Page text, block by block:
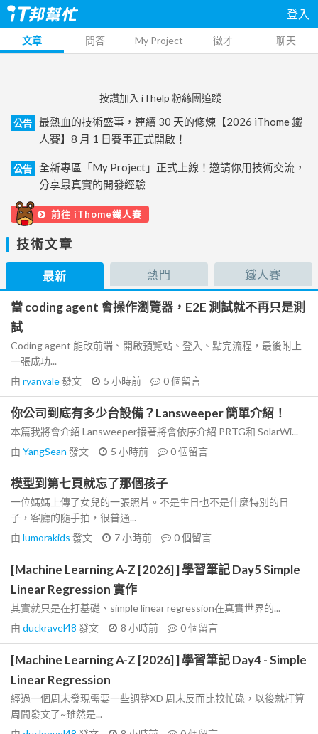
登入
文章 問答 My Project 徵才 聊天
按讚加入 iThelp 粉絲團追蹤
公告
最熱血的技術盛事，連續 30 天的修煉【2026 iThome 鐵
人賽】8 月 1 日賽事正式開啟！
公告
全新專區「My Project」正式上線！邀請你用技術交流，
分享最真實的開發經驗
前往 iThome鐵人賽
技術文章
最新 熱門 鐵人賽
當 coding agent 會操作瀏覽器，E2E 測試就不再只是測
試
Coding agent 能改前端、開啟預覽站、登入、點完流程，最後附上
一張成功...
由 ryanvale發文 5 小時前 0個留言
你公司到底有多少台設備？Lansweeper 簡單介紹！
本篇我將會介紹 Lansweeper接著將會依序介紹 PRTG和 SolarWi...
由 YangSean 發文 5 小時前 0個留言
模型到第七頁就忘了那個孩子
一位媽媽上傳了女兒的一張照片。不是生日也不是什麼特別的日
子，客廳的隨手拍，很普通...
由 lumorakids 發文 7 小時前 0個留言
[Machine Learning A-Z [2026] ] 學習筆記 Day5 Simple
Linear Regression 實作
其實就只是在打基礎、simple linear regression在真實世界的...
由 duckravel48 發文 8 小時前 0個留言
[Machine Learning A-Z [2026] ] 學習筆記 Day4 - Simple
Linear Regression
經過一個周末發現需要一些調整XD 周末反而比較忙碌，以後就打算
周間發文了~雖然是...